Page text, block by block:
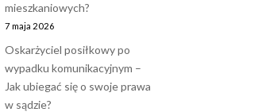
mieszkaniowych?
7 maja 2026
Oskarżyciel posiłkowy po
wypadku komunikacyjnym –
Jak ubiegać się o swoje prawa
w sądzie?